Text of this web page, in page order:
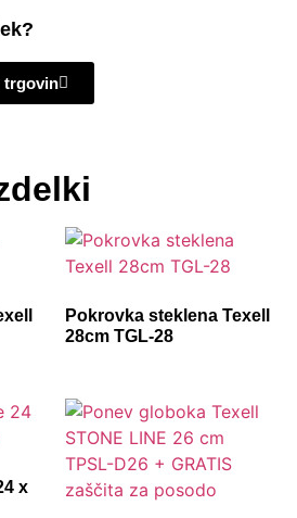
trgovin
Pokrovka steklena Texell
28cm TGL-28
x